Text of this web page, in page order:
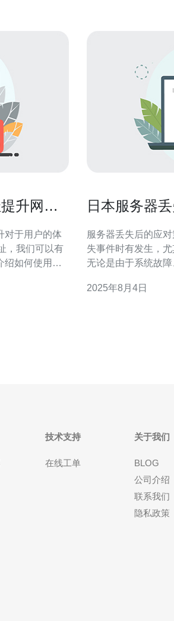
升网络
对于用户的体
，我们可以有
绍如何使用日
日本服务器
服务器丢失后的应对策略 在现代数字化时
失事件时有发生，
无论是由于系统故
您提供在日本服务器
2025年8月4日
技术支持
在线工单
关于我们
BLOG
公司介绍
联系我们
隐私政策